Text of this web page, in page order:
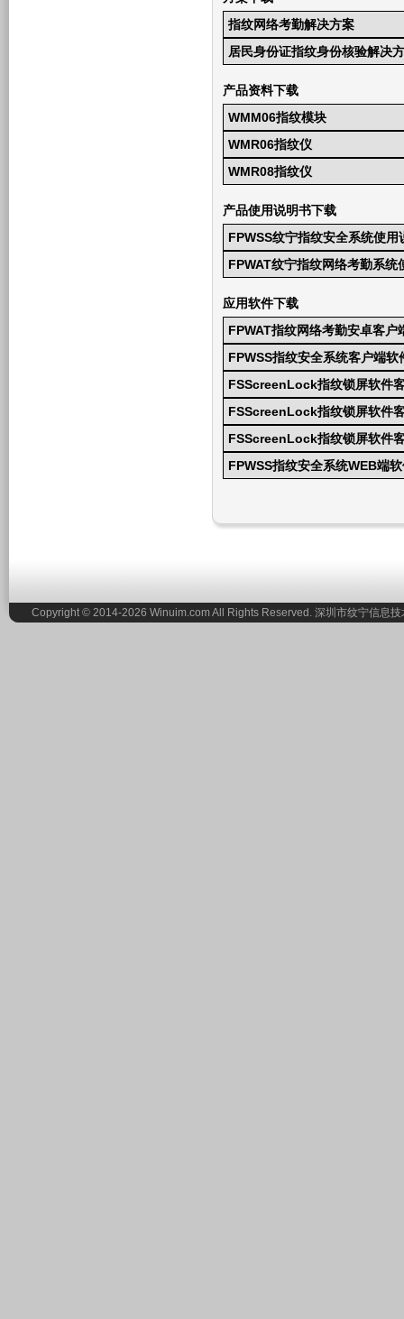
指纹网络考勤解决方案
居民身份证指纹身份核验解决
产品资料下载
WMM06指纹模块
WMR06指纹仪
WMR08指纹仪
产品使用说明书下载
FPWSS纹宁指纹安全系统使用
FPWAT纹宁指纹网络考勤系统
应用软件下载
FPWAT指纹网络考勤安卓客户
FPWSS指纹安全系统客户端软
FSScreenLock指纹锁屏软件
FSScreenLock指纹锁屏软件
FSScreenLock指纹锁屏软件
FPWSS指纹安全系统WEB端
Copyright © 2014-2026 Winuim.com All Rights Reserved. 深圳市纹宁信息